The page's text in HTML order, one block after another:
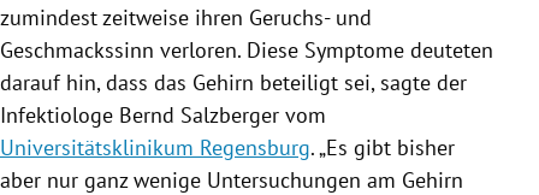
zumindest zeitweise ihren Geruchs- und
Geschmackssinn verloren. Diese Symptome deuteten
darauf hin, dass das Gehirn beteiligt sei, sagte der
Infektiologe Bernd Salzberger vom
Universitätsklinikum Regensburg. „Es gibt bisher
aber nur ganz wenige Untersuchungen am Gehirn